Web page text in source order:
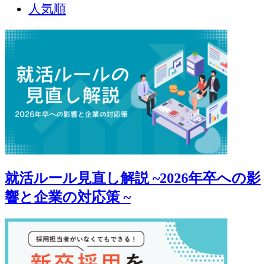
人気順
就活ルール見直し解説 ~2026年卒への影
響と企業の対応策 ~